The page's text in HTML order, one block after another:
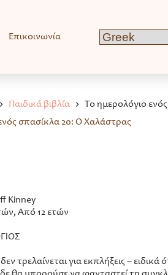
Επικοινωνία
Παιδικά βιβλία
Το ημερολόγιο
σπασίκλα 20: Ο Χαλάστρας
Kinney
Από 12 ετών
τρελαίνεται για εκπλήξεις – ειδικά